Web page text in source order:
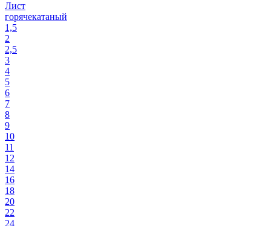
Лист
горячекатаный
1,5
2
2,5
3
4
5
6
7
8
9
10
11
12
14
16
18
20
22
24